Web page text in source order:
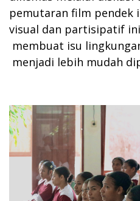
pemutaran film pendek
visual dan partisipatif
membuat isu
menjadi lebih mudah